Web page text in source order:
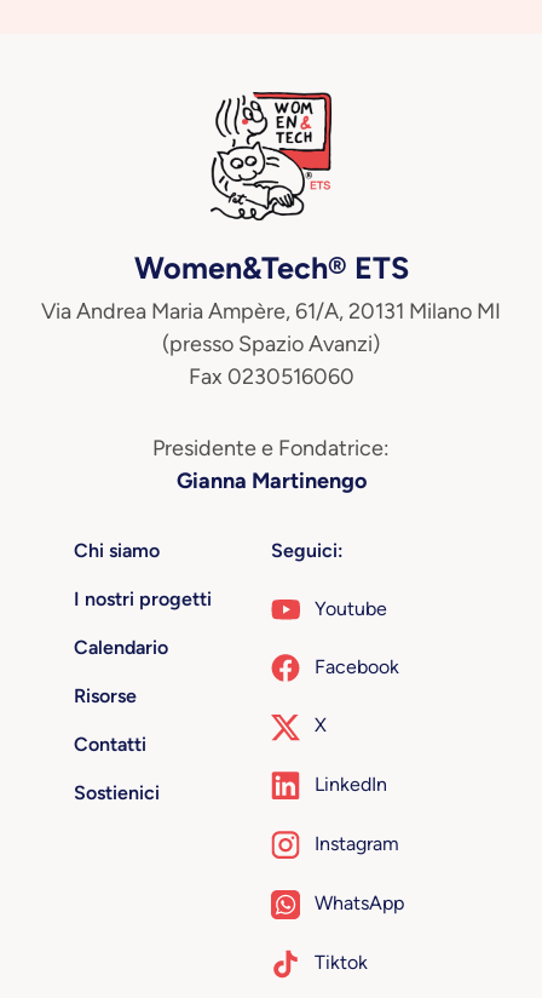
Women&Tech® ETS
Via Andrea Maria Ampère, 61/A, 20131 Milano MI
(presso Spazio Avanzi)
Fax 0230516060
Presidente e Fondatrice:
Gianna Martinengo
Chi siamo
I nostri progetti
Calendario
Risorse
Contatti
Sostienici
Seguici:
Youtube
Facebook
X
LinkedIn
Instagram
WhatsApp
Tiktok